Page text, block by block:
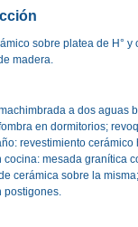
sobre platea de H° y
madera.
a dos aguas
en dormitorios;
revestimiento cerámico
cocina: mesada granítica
cerámica sobre la
postigones.